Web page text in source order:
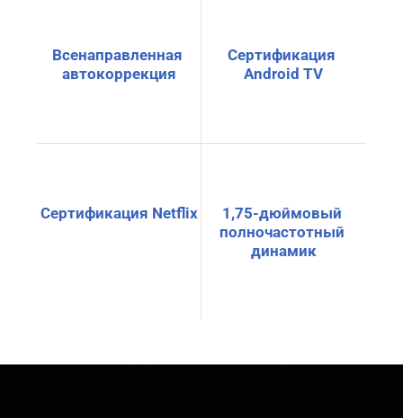
Всенаправленная
автокоррекция
Сертификация
Android TV
Сертификация Netflix
1,75-дюймовый
полночастотный
динамик